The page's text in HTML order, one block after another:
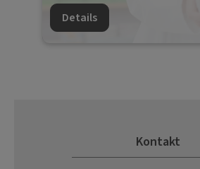
Details
Kontakt